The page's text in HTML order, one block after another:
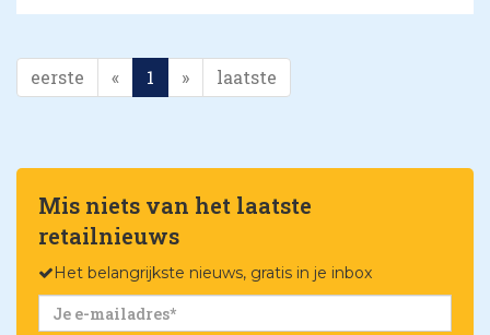
eerste « 1 » laatste
Mis niets van het laatste
retailnieuws
Het belangrijkste nieuws, gratis in je inbox